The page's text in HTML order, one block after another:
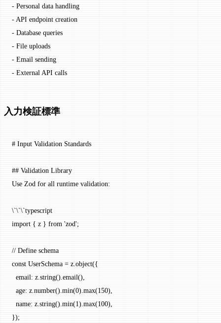
- Personal data handling
- API endpoint creation
- Database queries
- File uploads
- Email sending
- External API calls
入力検証標準
# Input Validation Standards
## Validation Library
Use Zod for all runtime validation:
\`\`\`typescript
import { z } from 'zod';
// Define schema
const UserSchema = z.object({
  email: z.string().email(),
  age: z.number().min(0).max(150),
  name: z.string().min(1).max(100),
});